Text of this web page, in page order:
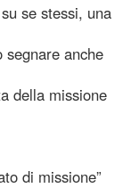
se stessi, una
segnare anche
della missione
di missione”